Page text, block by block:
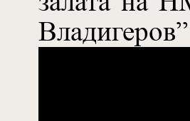
Владигеров”